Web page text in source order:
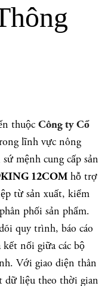
thuộc Công ty Cổ
lĩnh vực nông
mệnh cung cấp sản
12COM hỗ trợ
từ sản xuất, kiểm
phối sản phẩm.
quy trình, báo cáo
nối giữa các bộ
Với giao diện thân
dữ liệu theo thời gian